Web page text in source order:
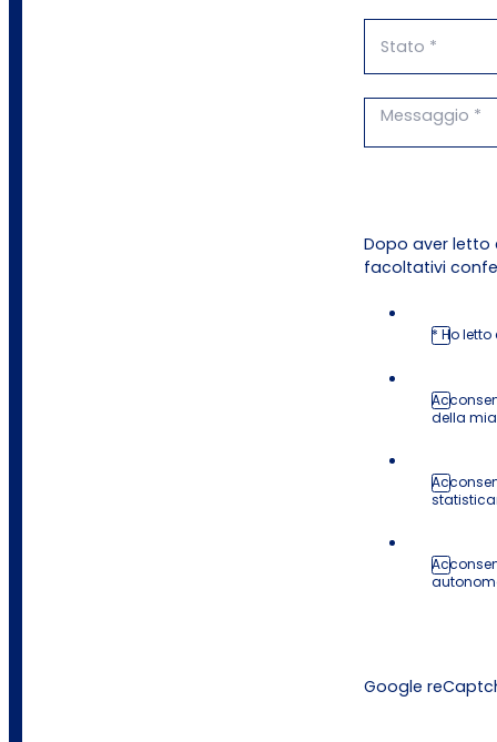
Dopo aver
facoltativi
* Ho letto
della
Google